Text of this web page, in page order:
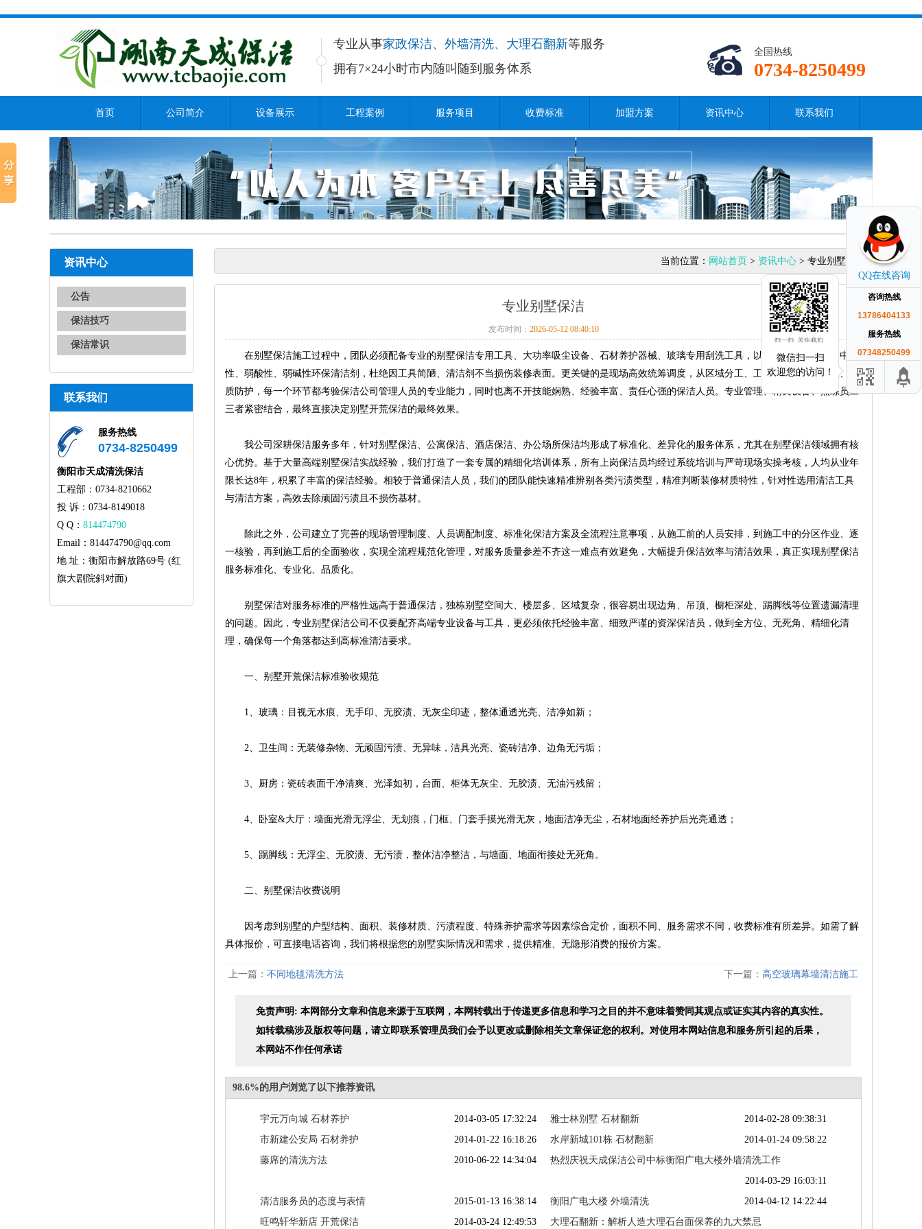
专业从事家政保洁、外墙清洗、大理石翻新等服务
拥有7×24小时市内随叫随到服务体系
全国热线
0734-8250499
首页 公司简介 设备展示 工程案例 服务项目 收费标准 加盟方案 资讯中心 联系我们
资讯中心
公告
保洁技巧
保洁常识
联系我们
服务热线
0734-8250499
衡阳市天成清洗保洁
工程部：0734-8210662
投 诉：0734-8149018
Q Q： 814474790
Email：814474790@qq.com
地 址：衡阳市解放路69号 (红
旗大剧院斜对面)
当前位置： 网站首页 > 资讯中心 > 专业别墅保洁
专业别墅保洁
发布时间： 2026-05-12 08:40:10
在别墅保洁施工过程中，团队必须配备专业的别墅保洁专用工具、大功率吸尘设备、石材养护器械、玻璃专用刮洗工具，以及适配不同材质的中
性、弱酸性、弱碱性环保清洁剂，杜绝因工具简陋、清洁剂不当损伤装修表面。更关键的是现场高效统筹调度，从区域分工、工序衔接到安全施工、材
质防护，每一个环节都考验保洁公司管理人员的专业能力，同时也离不开技能娴熟、经验丰富、责任心强的保洁人员。专业管理、精良设备、熟练员工
三者紧密结合，最终直接决定别墅开荒保洁的最终效果。
我公司深耕保洁服务多年，针对别墅保洁、公寓保洁、酒店保洁、办公场所保洁均形成了标准化、差异化的服务体系，尤其在别墅保洁领域拥有核
心优势。基于大量高端别墅保洁实战经验，我们打造了一套专属的精细化培训体系，所有上岗保洁员均经过系统培训与严苛现场实操考核，人均从业年
限长达8年，积累了丰富的保洁经验。相较于普通保洁人员，我们的团队能快速精准辨别各类污渍类型，精准判断装修材质特性，针对性选用清洁工具
与清洁方案，高效去除顽固污渍且不损伤基材。
除此之外，公司建立了完善的现场管理制度、人员调配制度、标准化保洁方案及全流程注意事项，从施工前的人员安排，到施工中的分区作业、逐
一核验，再到施工后的全面验收，实现全流程规范化管理，对服务质量参差不齐这一难点有效避免，大幅提升保洁效率与清洁效果，真正实现别墅保洁
服务标准化、专业化、品质化。
别墅保洁对服务标准的严格性远高于普通保洁，独栋别墅空间大、楼层多、区域复杂，很容易出现边角、吊顶、橱柜深处、踢脚线等位置遗漏清理
的问题。因此，专业别墅保洁公司不仅要配齐高端专业设备与工具，更必须依托经验丰富、细致严谨的资深保洁员，做到全方位、无死角、精细化清
理，确保每一个角落都达到高标准清洁要求。
一、别墅开荒保洁标准验收规范
1、玻璃：目视无水痕、无手印、无胶渍、无灰尘印迹，整体通透光亮、洁净如新；
2、卫生间：无装修杂物、无顽固污渍、无异味，洁具光亮、瓷砖洁净、边角无污垢；
3、厨房：瓷砖表面干净清爽、光泽如初，台面、柜体无灰尘、无胶渍、无油污残留；
4、卧室&大厅：墙面光滑无浮尘、无划痕，门框、门套手摸光滑无灰，地面洁净无尘，石材地面经养护后光亮通透；
5、踢脚线：无浮尘、无胶渍、无污渍，整体洁净整洁，与墙面、地面衔接处无死角。
二、别墅保洁收费说明
因考虑到别墅的户型结构、面积、装修材质、污渍程度、特殊养护需求等因素综合定价，面积不同、服务需求不同，收费标准有所差异。如需了解
具体报价，可直接电话咨询，我们将根据您的别墅实际情况和需求，提供精准、无隐形消费的报价方案。
上一篇： 不同地毯清洗方法 下一篇： 高空玻璃幕墙清洁施工
免责声明: 本网部分文章和信息来源于互联网，本网转载出于传递更多信息和学习之目的并不意味着赞同其观点或证实其内容的真实性。
如转载稿涉及版权等问题，请立即联系管理员我们会予以更改或删除相关文章保证您的权利。对使用本网站信息和服务所引起的后果，
本网站不作任何承诺
98.6%的用户浏览了以下推荐资讯
宇元万向城 石材养护 2014-03-05 17:32:24 雅士林别墅 石材翻新
2014-02-28 09:38:31
市新建公安局 石材养护
2014-01-22 16:18:26 水岸新城101栋 石材翻新
2014-01-24 09:58:22
藤席的清洗方法
2010-06-22 14:34:04
热烈庆祝天成保洁公司中标衡阳广电大楼外墙清洗工作
2014-03-29 16:03:11
清洁服务员的态度与表情
2015-01-13 16:38:14 衡阳广电大楼 外墙清洗
2014-04-12 14:22:44
旺鸣轩华新店 开荒保洁
2014-03-24 12:49:53 大理石翻新：解析人造大理石台面保养的九大禁忌
QQ在线咨询
咨询热线
13786404133
服务热线
07348250499
微信扫一扫
欢迎您的访问！